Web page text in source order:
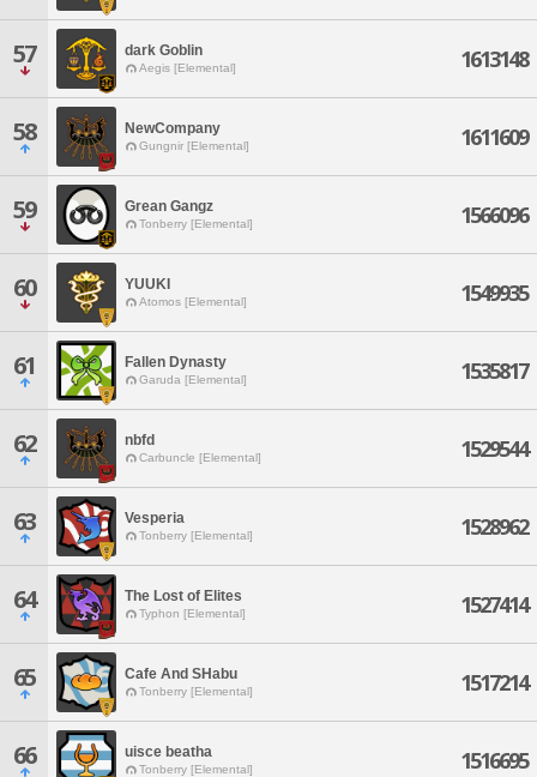
57 dark Goblin
Aegis [Elemental] 1613148
58 NewCompany
Gungnir [Elemental] 1611609
59 Grean Gangz
Tonberry [Elemental] 1566096
60 YUUKI
Atomos [Elemental] 1549935
61 Fallen Dynasty
Garuda [Elemental] 1535817
62 nbfd
Carbuncle [Elemental] 1529544
63 Vesperia
Tonberry [Elemental] 1528962
64 The Lost of Elites
Typhon [Elemental] 1527414
65 Cafe And SHabu
Tonberry [Elemental] 1517214
66 uisce beatha
Tonberry [Elemental] 1516695